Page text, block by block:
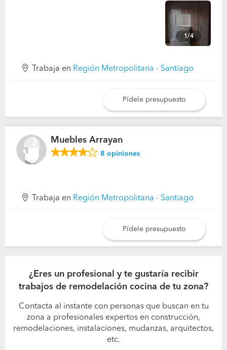
1/4
Trabaja en Región Metropolitana - Santiago
Pídele presupuesto
Muebles Arrayan
8 opiniones
Trabaja en Región Metropolitana - Santiago
Pídele presupuesto
¿Eres un profesional y te gustaría recibir
trabajos de remodelación cocina de tu zona?
Contacta al instante con personas que buscan en tu
zona a profesionales expertos en construcción,
remodelaciones, instalaciones, mudanzas, arquitectos,
etc.